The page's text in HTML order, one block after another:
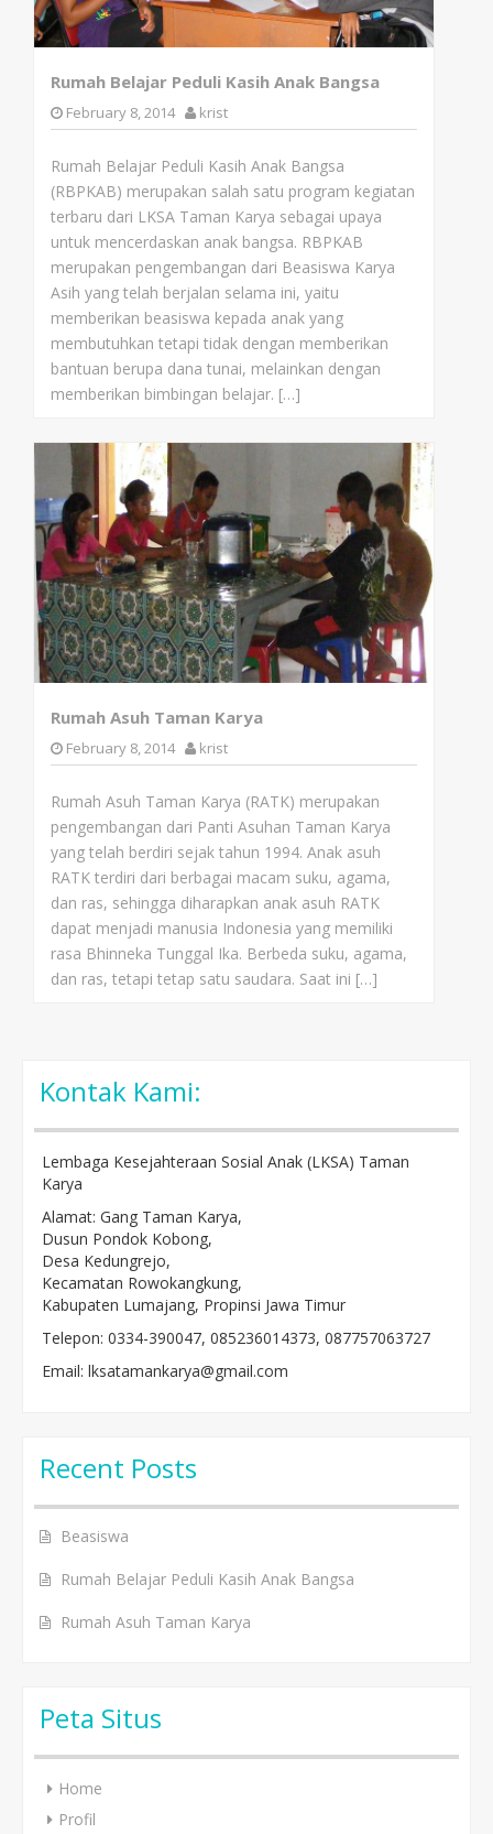
Rumah Belajar Peduli Kasih Anak Bangsa
February 8, 2014 krist
Rumah Belajar Peduli Kasih Anak Bangsa
(RBPKAB) merupakan salah satu program kegiatan
terbaru dari LKSA Taman Karya sebagai upaya
untuk mencerdaskan anak bangsa. RBPKAB
merupakan pengembangan dari Beasiswa Karya
Asih yang telah berjalan selama ini, yaitu
memberikan beasiswa kepada anak yang
membutuhkan tetapi tidak dengan memberikan
bantuan berupa dana tunai, melainkan dengan
memberikan bimbingan belajar. […]
Rumah Asuh Taman Karya
February 8, 2014 krist
Rumah Asuh Taman Karya (RATK) merupakan
pengembangan dari Panti Asuhan Taman Karya
yang telah berdiri sejak tahun 1994. Anak asuh
RATK terdiri dari berbagai macam suku, agama,
dan ras, sehingga diharapkan anak asuh RATK
dapat menjadi manusia Indonesia yang memiliki
rasa Bhinneka Tunggal Ika. Berbeda suku, agama,
dan ras, tetapi tetap satu saudara. Saat ini […]
Kontak Kami:
Lembaga Kesejahteraan Sosial Anak (LKSA) Taman
Karya
Alamat: Gang Taman Karya,
Dusun Pondok Kobong,
Desa Kedungrejo,
Kecamatan Rowokangkung,
Kabupaten Lumajang, Propinsi Jawa Timur
Telepon: 0334-390047, 085236014373, 087757063727
Email: lksatamankarya@gmail.com
Recent Posts
Beasiswa
Rumah Belajar Peduli Kasih Anak Bangsa
Rumah Asuh Taman Karya
Peta Situs
Home
Profil